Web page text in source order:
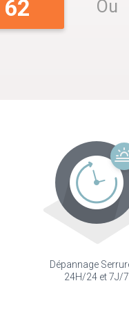
Ou
Dépannage
24H/24 et 7J/7